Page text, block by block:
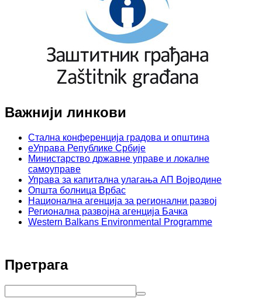
Важнији линкови
Стална конференција градова и општина
еУправа Републике Србије
Министарство државне управе и локалне
самоуправе
Управа за капитална улагања АП Војводине
Општа болница Врбас
Национална агенција за регионални развој
Регионална развојна агенција Бачка
Western Balkans Environmental Programme
Претрага